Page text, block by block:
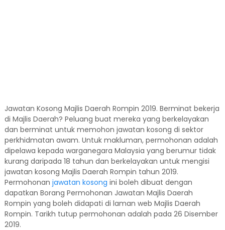
Jawatan Kosong Majlis Daerah Rompin 2019. Berminat bekerja
di Majlis Daerah? Peluang buat mereka yang berkelayakan
dan berminat untuk memohon jawatan kosong di sektor
perkhidmatan awam. Untuk makluman, permohonan adalah
dipelawa kepada warganegara Malaysia yang berumur tidak
kurang daripada 18 tahun dan berkelayakan untuk mengisi
jawatan kosong Majlis Daerah Rompin tahun 2019.
Permohonan jawatan kosong ini boleh dibuat dengan
dapatkan Borang Permohonan Jawatan Majlis Daerah
Rompin yang boleh didapati di laman web Majlis Daerah
Rompin. Tarikh tutup permohonan adalah pada 26 Disember
2019.